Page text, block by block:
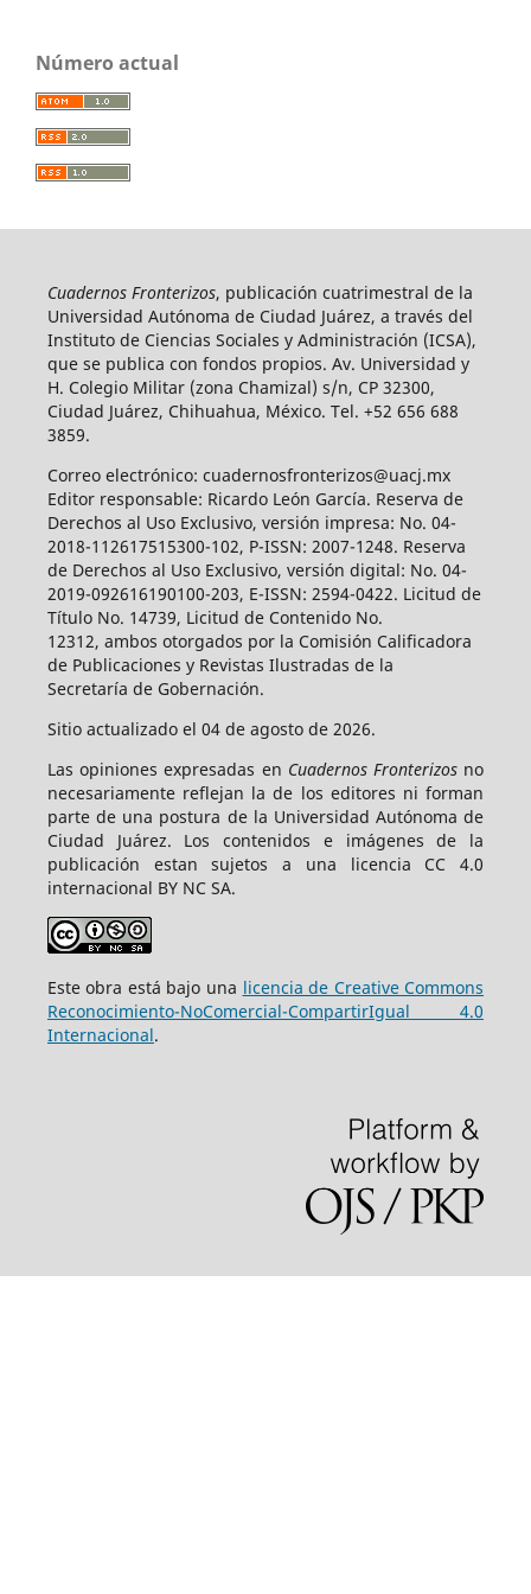
Número actual
Cuadernos Fronterizos, publicación cuatrimestral de la
Universidad Autónoma de Ciudad Juárez, a través del
Instituto de Ciencias Sociales y Administración (ICSA),
que se publica con fondos propios. Av. Universidad y
H. Colegio Militar (zona Chamizal) s/n, CP 32300,
Ciudad Juárez, Chihuahua, México. Tel. +52 656 688
3859.
Correo electrónico: cuadernosfronterizos@uacj.mx
Editor responsable: Ricardo León García. Reserva de
Derechos al Uso Exclusivo, versión impresa: No. 04-
2018-112617515300-102, P-ISSN: 2007-1248. Reserva
de Derechos al Uso Exclusivo, versión digital: No. 04-
2019-092616190100-203, E-ISSN: 2594-0422. Licitud de
Título No. 14739, Licitud de Contenido No.
12312, ambos otorgados por la Comisión Calificadora
de Publicaciones y Revistas Ilustradas de la
Secretaría de Gobernación.
Sitio actualizado el 04 de agosto de 2026.
Las opiniones expresadas en Cuadernos Fronterizosno
necesariamente reflejan la de los editores ni forman
parte de una postura de la Universidad Autónoma de
Ciudad Juárez. Los contenidos e imágenes de la
publicación estan sujetos a una licencia CC 4.0
internacional BY NC SA.
Este obra está bajo una licencia de Creative Commons
Reconocimiento-NoComercial-CompartirIgual 4.0
Internacional.